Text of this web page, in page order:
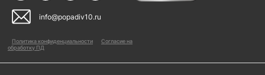
info@popadiv10.ru
Политика конфиденциальности
Согласие на
обработку ПД